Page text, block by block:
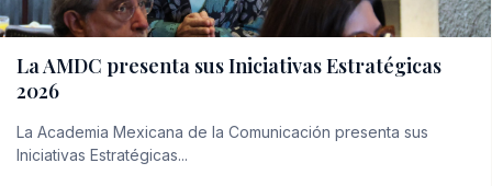
La AMDC presenta sus Iniciativas Estratégicas
2026
La Academia Mexicana de la Comunicación presenta sus
Iniciativas Estratégicas...